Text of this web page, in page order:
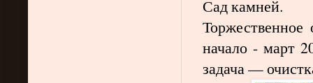
Садкамней.
начало - март
задача —